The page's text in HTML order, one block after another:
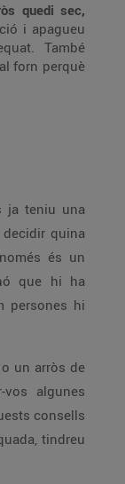
quedi sec,
i apagueu
També
forn perquè
ja teniu una
quina
és un
que hi ha
persones hi
un arròs de
algunes
consells
tindreu